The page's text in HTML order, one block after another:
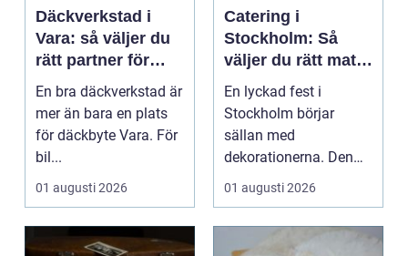
Däckverkstad i
Vara: så väljer du
rätt partner för
säker körning året
runt
En bra däckverkstad är
mer än bara en plats
för däckbyte Vara. För
bil...
01 augusti 2026
Catering i
Stockholm: Så
väljer du rätt mat
till ditt evenemang
En lyckad fest i
Stockholm börjar
sällan med
dekorationerna. Den
börjar i köket....
01 augusti 2026